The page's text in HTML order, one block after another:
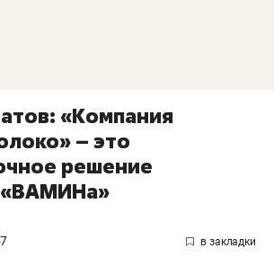
«Компания
– это
решение